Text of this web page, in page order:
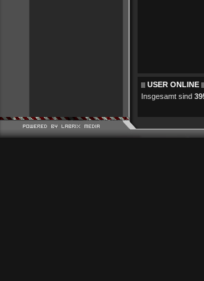
USER ONLINE
Insgesamt sind